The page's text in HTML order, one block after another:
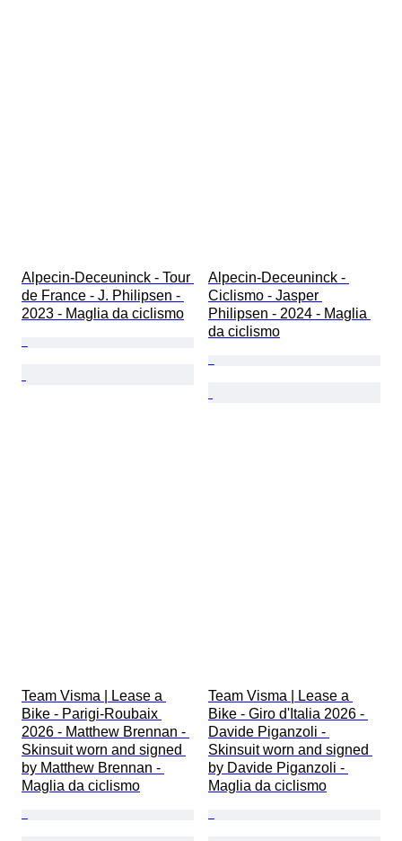
Alpecin-Deceuninck - Tour
de France - J. Philipsen -
2023 - Maglia da ciclismo
Alpecin-Deceuninck -
Ciclismo - Jasper
Philipsen - 2024 - Maglia
da ciclismo
Team Visma | Lease a
Bike - Parigi-Roubaix
2026 - Matthew Brennan -
Skinsuit worn and signed
by Matthew Brennan -
Maglia da ciclismo
Team Visma | Lease a
Bike - Giro d'Italia 2026 -
Davide Piganzoli -
Skinsuit worn and signed
by Davide Piganzoli -
Maglia da ciclismo